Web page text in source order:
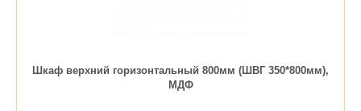
Шкаф верхний горизонтальный 800мм (ШВГ 350*800мм),
МДФ